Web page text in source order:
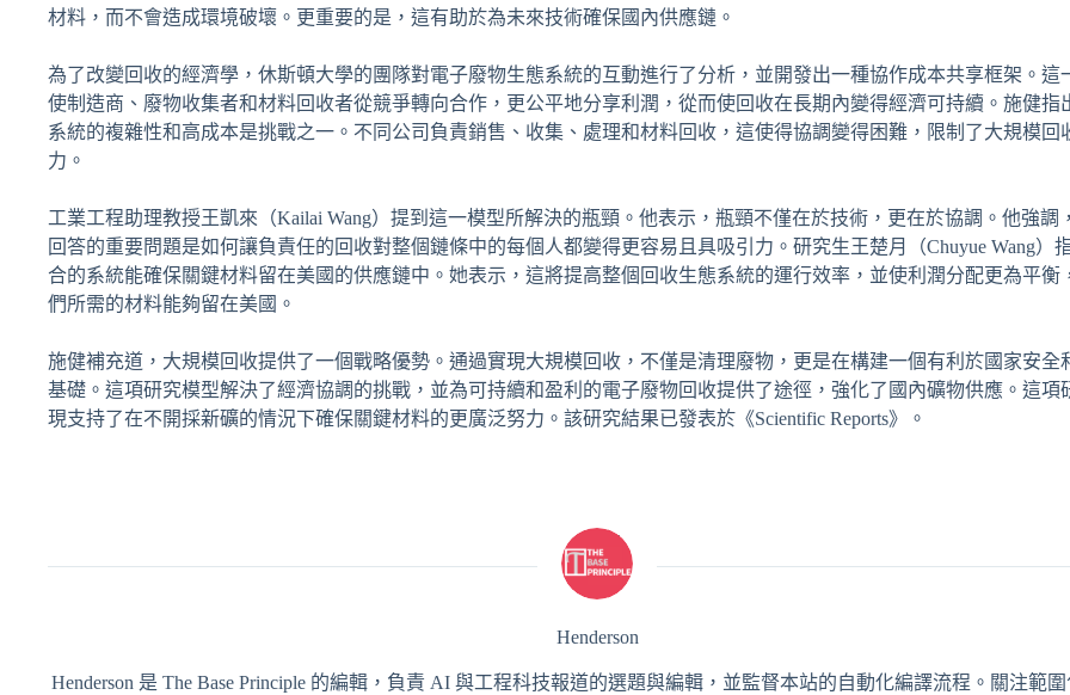
材料，而不會造成環境破壞。更重要的是，這有助於為未來技術確保國內供應鏈。
為了改變回收的經濟學，休斯頓大學的團隊對電子廢物生態系統的互動進行了分析，並開發出一種協作成本共享框架。這
使制造商、廢物收集者和材料回收者從競爭轉向合作，更公平地分享利潤，從而使回收在長期內變得經濟可持續。施健指
系統的複雜性和高成本是挑戰之一。不同公司負責銷售、收集、處理和材料回收，這使得協調變得困難，限制了大規模回
力。
工業工程助理教授王凱來（Kailai Wang）提到這一模型所解決的瓶頸。他表示，瓶頸不僅在於技術，更在於協調。他強調
回答的重要問題是如何讓負責任的回收對整個鏈條中的每個人都變得更容易且具吸引力。研究生王楚月（Chuyue Wang）
合的系統能確保關鍵材料留在美國的供應鏈中。她表示，這將提高整個回收生態系統的運行效率，並使利潤分配更為平衡
們所需的材料能夠留在美國。
施健補充道，大規模回收提供了一個戰略優勢。通過實現大規模回收，不僅是清理廢物，更是在構建一個有利於國家安全
基礎。這項研究模型解決了經濟協調的挑戰，並為可持續和盈利的電子廢物回收提供了途徑，強化了國內礦物供應。這項
現支持了在不開採新礦的情況下確保關鍵材料的更廣泛努力。該研究結果已發表於《Scientific Reports》。
Henderson
Henderson 是 The Base Principle 的編輯，負責 AI 與工程科技報道的選題與編輯，並監督本站的自動化編譯流程。關注範